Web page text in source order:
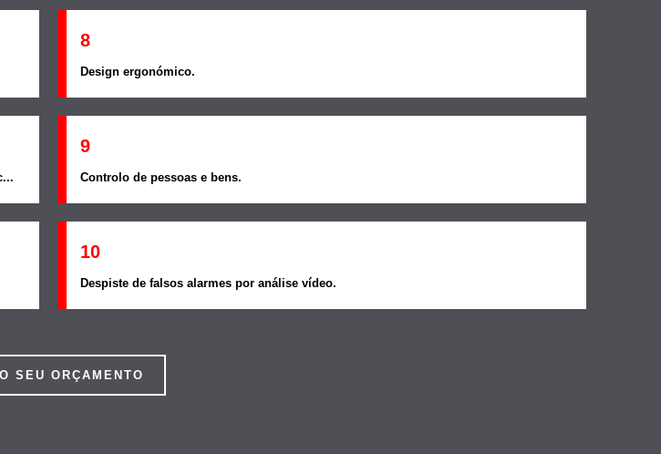
8
Design ergonómico.
9
Controlo de pessoas e bens.
10
Despiste de falsos alarmes por análise vídeo.
SEU ORÇAMENTO